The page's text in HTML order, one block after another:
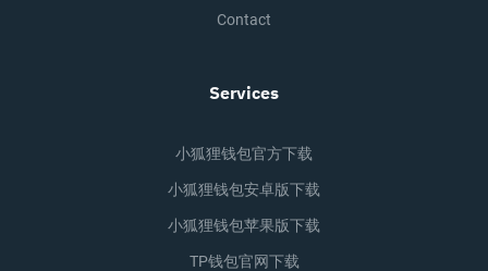
Contact
Services
小狐狸钱包官方下载
小狐狸钱包安卓版下载
小狐狸钱包苹果版下载
TP钱包官网下载